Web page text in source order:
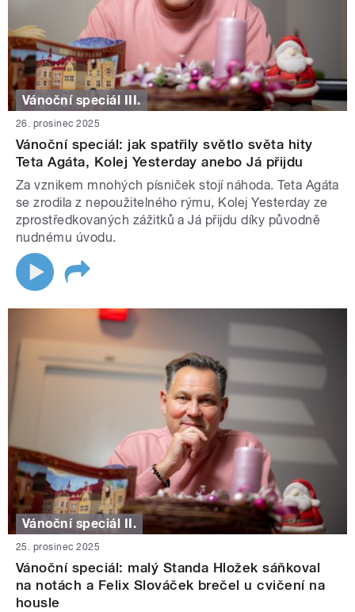
Vánoční speciál III.
26. prosinec 2025
Vánoční speciál: jak spatřily světlo světa hity
Teta Agáta, Kolej Yesterday anebo Já přijdu
Za vznikem mnohých písniček stojí náhoda. Teta Agáta
se zrodila z nepoužitelného rýmu, Kolej Yesterday ze
zprostředkovaných zážitků a Já přijdu díky původně
nudnému úvodu.
Vánoční speciál II.
25. prosinec 2025
Vánoční speciál: malý Standa Hložek sáňkoval
na notách a Felix Slováček brečel u cvičení na
housle